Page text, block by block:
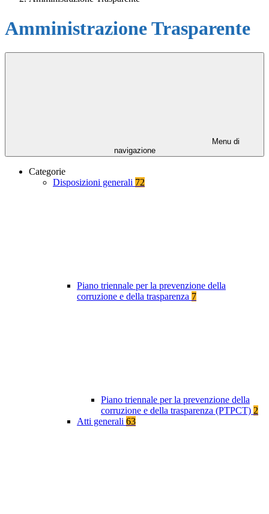
Amministrazione Trasparente
Menu di
navigazione
Categorie
Disposizioni generali 72
Piano triennale per la prevenzione della
corruzione e della trasparenza 7
Piano triennale per la prevenzione della
corruzione e della trasparenza (PTPCT) 2
Atti generali 63